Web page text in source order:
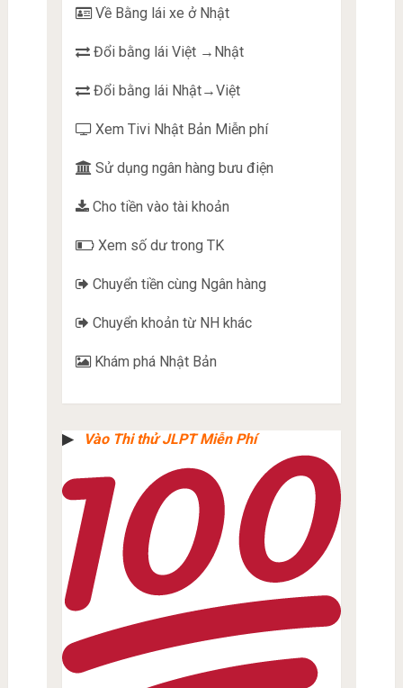
Về Bằng lái xe ở Nhật
Đổi bằng lái Việt →Nhật
Đổi bằng lái Nhật→Việt
Xem Tivi Nhật Bản Miễn phí
Sử dụng ngân hàng bưu điện
Cho tiền vào tài khoản
Xem số dư trong TK
Chuyển tiền cùng Ngân hàng
Chuyển khoản từ NH khác
Khám phá Nhật Bản
▶︎ Vào Thi thử JLPT Miễn Phí